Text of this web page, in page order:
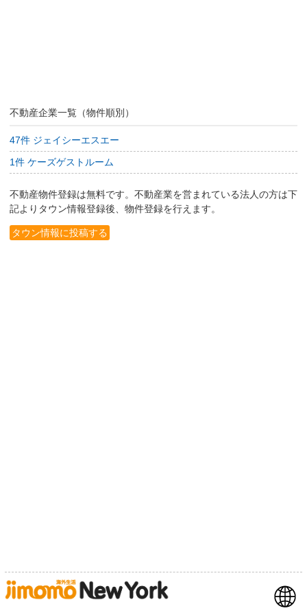
不動産企業一覧（物件順別）
47件 ジェイシーエスエー
1件 ケーズゲストルーム
不動産物件登録は無料です。不動産業を営まれている法人の方は下
記よりタウン情報登録後、物件登録を行えます。
タウン情報に投稿する